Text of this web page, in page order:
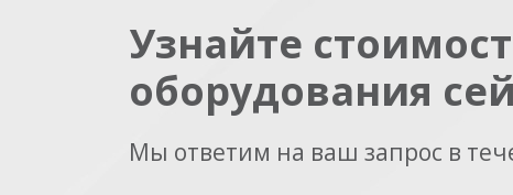
Узнайте
оборудования
Мы ответим на ваш запрос в